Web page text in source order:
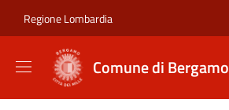
Regione Lombardia
Comune di Bergamo